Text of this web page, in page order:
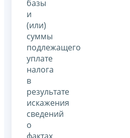
базы
и
(или)
суммы
подлежащего
уплате
налога
в
результате
искажения
сведений
о